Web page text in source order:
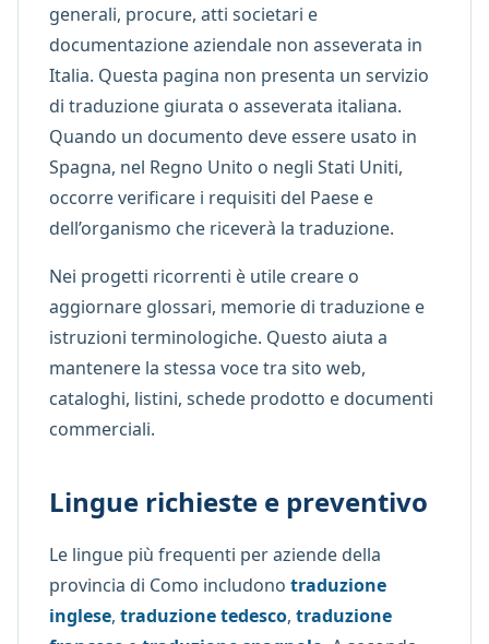
generali, procure, atti societari e
documentazione aziendale non asseverata in
Italia. Questa pagina non presenta un servizio
di traduzione giurata o asseverata italiana.
Quando un documento deve essere usato in
Spagna, nel Regno Unito o negli Stati Uniti,
occorre verificare i requisiti del Paese e
dell’organismo che riceverà la traduzione.
Nei progetti ricorrenti è utile creare o
aggiornare glossari, memorie di traduzione e
istruzioni terminologiche. Questo aiuta a
mantenere la stessa voce tra sito web,
cataloghi, listini, schede prodotto e documenti
commerciali.
Lingue richieste e preventivo
Le lingue più frequenti per aziende della
provincia di Como includono traduzione
inglese, traduzione tedesco, traduzione